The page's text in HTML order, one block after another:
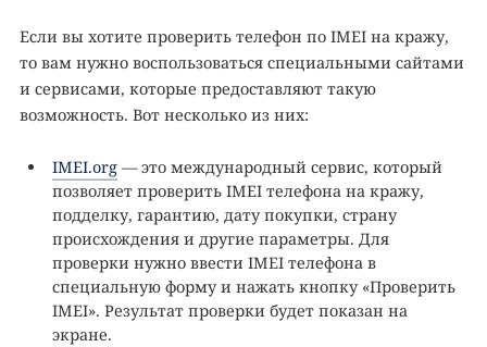
Если вы хотите проверить телефон по IMEI на кражу,
то вам нужно воспользоваться специальными сайтами
и сервисами, которые предоставляют такую
возможность. Вот несколько из них:
IMEI.org — это международный сервис, который
позволяет проверить IMEI телефона на кражу,
подделку, гарантию, дату покупки, страну
происхождения и другие параметры. Для
проверки нужно ввести IMEI телефона в
специальную форму и нажать кнопку «Проверить
IMEI». Результат проверки будет показан на
экране.